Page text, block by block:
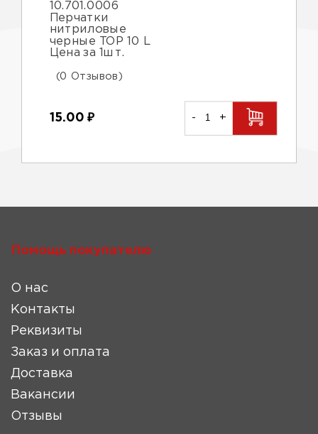
10.701.0006
Перчатки
нитриловые
черные TOP 10 L
Цена за 1шт.
(0 Отзывов)
15.00₽ - +
Помощь покупателю
О нас
Контакты
Реквизиты
Заказ и оплата
Доставка
Вакансии
Отзывы